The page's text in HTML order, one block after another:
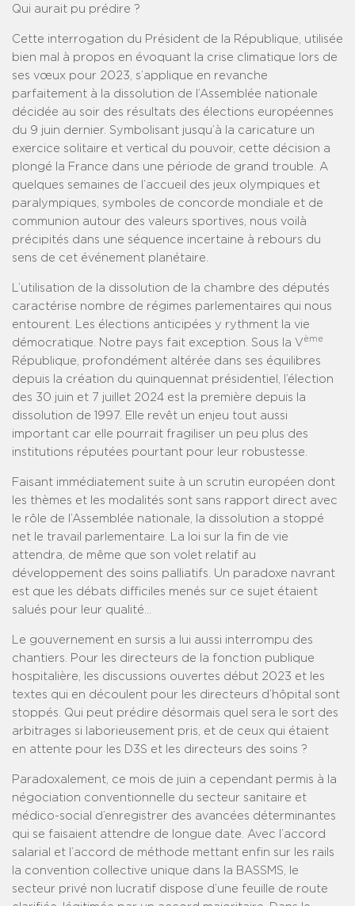
Qui aurait pu prédire ?
Cette interrogation du Président de la République, utilisée
bien mal à propos en évoquant la crise climatique lors de
ses vœux pour 2023, s’applique en revanche
parfaitement à la dissolution de l’Assemblée nationale
décidée au soir des résultats des élections européennes
du 9 juin dernier. Symbolisant jusqu’à la caricature un
exercice solitaire et vertical du pouvoir, cette décision a
plongé la France dans une période de grand trouble. A
quelques semaines de l’accueil des jeux olympiques et
paralympiques, symboles de concorde mondiale et de
communion autour des valeurs sportives, nous voilà
précipités dans une séquence incertaine à rebours du
sens de cet événement planétaire.
L’utilisation de la dissolution de la chambre des députés
caractérise nombre de régimes parlementaires qui nous
entourent. Les élections anticipées y rythment la vie
démocratique. Notre pays fait exception. Sous la Vème
République, profondément altérée dans ses équilibres
depuis la création du quinquennat présidentiel, l’élection
des 30 juin et 7 juillet 2024 est la première depuis la
dissolution de 1997. Elle revêt un enjeu tout aussi
important car elle pourrait fragiliser un peu plus des
institutions réputées pourtant pour leur robustesse.
Faisant immédiatement suite à un scrutin européen dont
les thèmes et les modalités sont sans rapport direct avec
le rôle de l’Assemblée nationale, la dissolution a stoppé
net le travail parlementaire. La loi sur la fin de vie
attendra, de même que son volet relatif au
développement des soins palliatifs. Un paradoxe navrant
est que les débats difficiles menés sur ce sujet étaient
salués pour leur qualité…
Le gouvernement en sursis a lui aussi interrompu des
chantiers. Pour les directeurs de la fonction publique
hospitalière, les discussions ouvertes début 2023 et les
textes qui en découlent pour les directeurs d’hôpital sont
stoppés. Qui peut prédire désormais quel sera le sort des
arbitrages si laborieusement pris, et de ceux qui étaient
en attente pour les D3S et les directeurs des soins ?
Paradoxalement, ce mois de juin a cependant permis à la
négociation conventionnelle du secteur sanitaire et
médico-social d’enregistrer des avancées déterminantes
qui se faisaient attendre de longue date. Avec l’accord
salarial et l’accord de méthode mettant enfin sur les rails
la convention collective unique dans la BASSMS, le
secteur privé non lucratif dispose d’une feuille de route